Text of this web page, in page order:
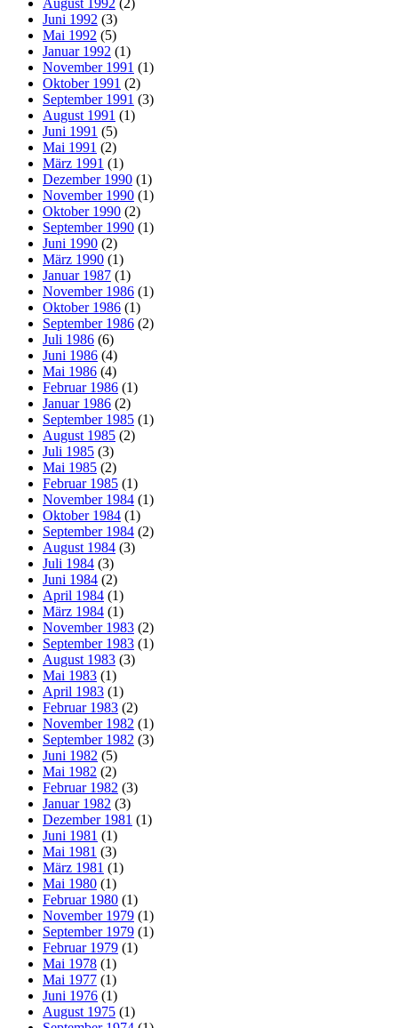
August 1992 (2)
Juni 1992 (3)
Mai 1992 (5)
Januar 1992 (1)
November 1991 (1)
Oktober 1991 (2)
September 1991 (3)
August 1991 (1)
Juni 1991 (5)
Mai 1991 (2)
März 1991 (1)
Dezember 1990 (1)
November 1990 (1)
Oktober 1990 (2)
September 1990 (1)
Juni 1990 (2)
März 1990 (1)
Januar 1987 (1)
November 1986 (1)
Oktober 1986 (1)
September 1986 (2)
Juli 1986 (6)
Juni 1986 (4)
Mai 1986 (4)
Februar 1986 (1)
Januar 1986 (2)
September 1985 (1)
August 1985 (2)
Juli 1985 (3)
Mai 1985 (2)
Februar 1985 (1)
November 1984 (1)
Oktober 1984 (1)
September 1984 (2)
August 1984 (3)
Juli 1984 (3)
Juni 1984 (2)
April 1984 (1)
März 1984 (1)
November 1983 (2)
September 1983 (1)
August 1983 (3)
Mai 1983 (1)
April 1983 (1)
Februar 1983 (2)
November 1982 (1)
September 1982 (3)
Juni 1982 (5)
Mai 1982 (2)
Februar 1982 (3)
Januar 1982 (3)
Dezember 1981 (1)
Juni 1981 (1)
Mai 1981 (3)
März 1981 (1)
Mai 1980 (1)
Februar 1980 (1)
November 1979 (1)
September 1979 (1)
Februar 1979 (1)
Mai 1978 (1)
Mai 1977 (1)
Juni 1976 (1)
August 1975 (1)